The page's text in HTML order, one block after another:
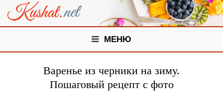
МЕНЮ
Варенье из черники на зиму.
Пошаговый рецепт с фото